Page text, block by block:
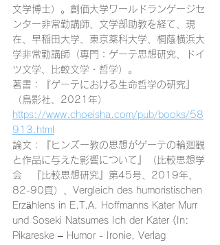
文学博士）。創価大学ワールドランゲージセ
ンター非常勤講師、文学部助教を経て、現
在、早稲田大学、東京薬科大学、桐蔭横浜大
学非常勤講師（専門：ゲーテ思想研究、ドイ
ツ文学、比較文学・哲学）。
著書：
『ゲーテにおける生命哲学の研究』
（鳥影社、2021年）
https://www.choeisha.com/pub/books/58
913.html
論文：『ヒンズー教の思想がゲーテの輪廻観
と作品に与えた影響について』（比較思想学
会　『比較思想研究』第45号、2019年、
82-90頁）、Vergleich des humoristischen
Erzählens in E.T.A. Hoffmanns Kater Murr
und Soseki Natsumes Ich der Kater (In:
Pikareske – Humor - Ironie, Verlag